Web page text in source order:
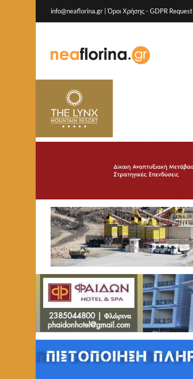
info@neaflorina.gr |Όροι Χρήσης- GDPR Request